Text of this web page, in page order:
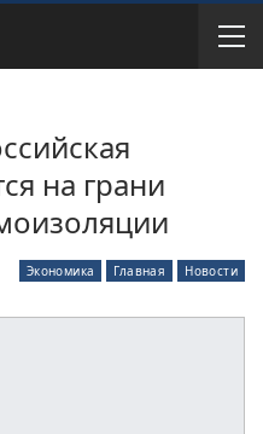
на грани
Экономика Главная Новости